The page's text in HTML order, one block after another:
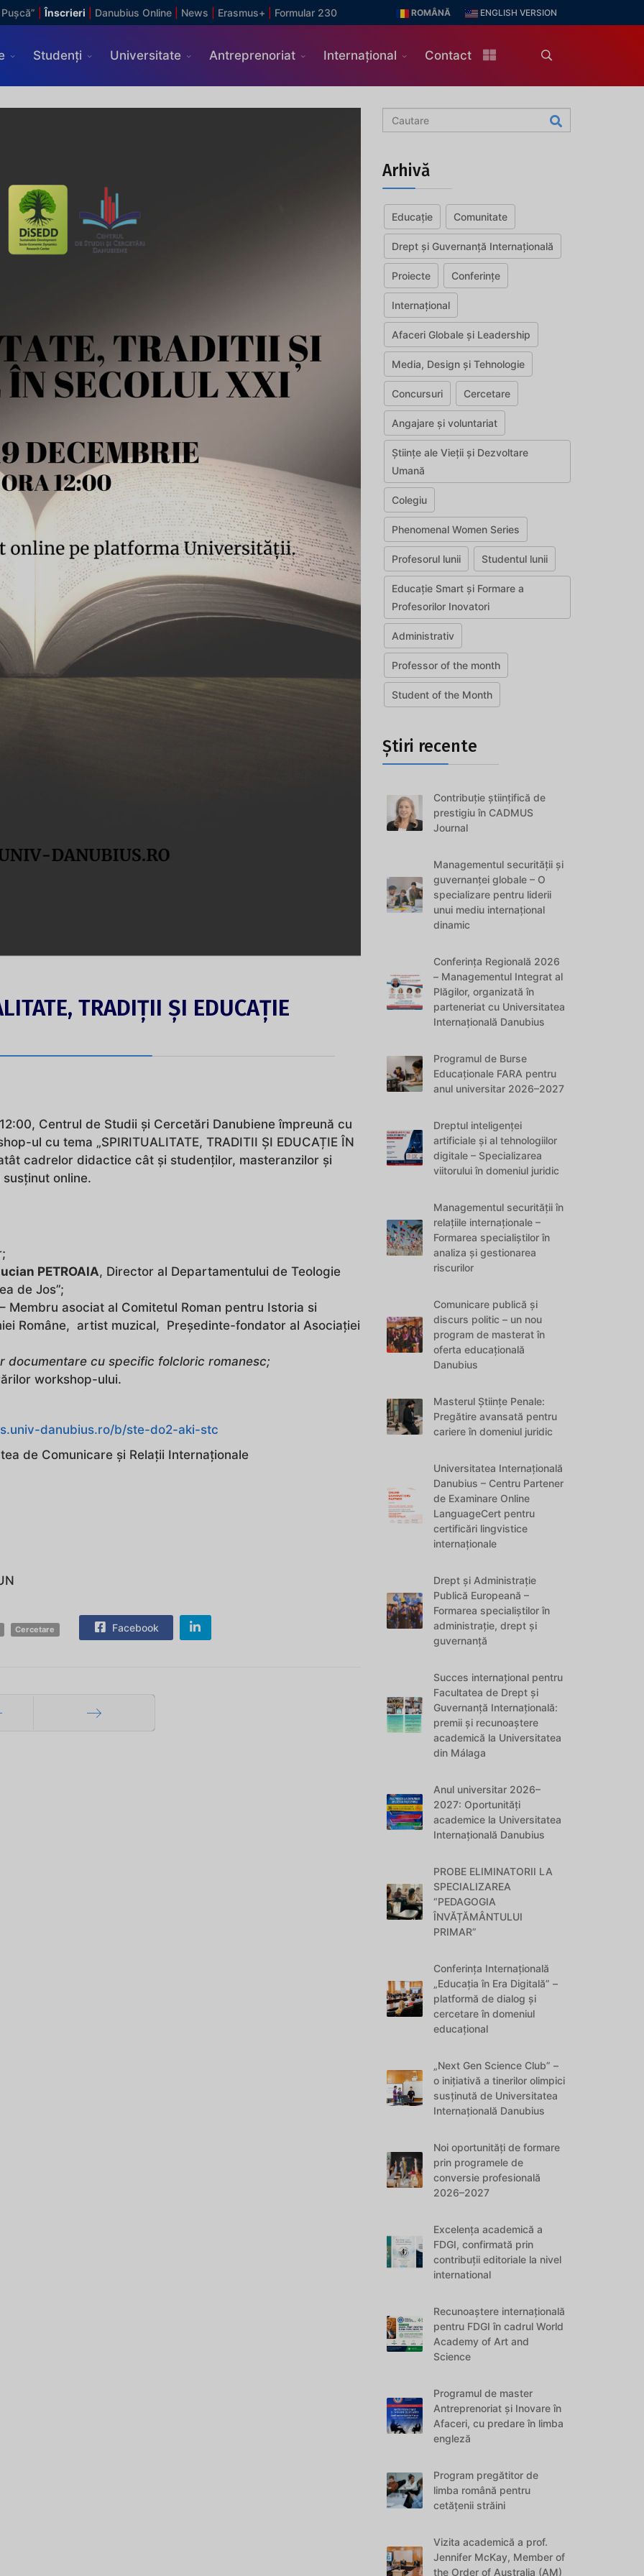
Înscrieri Danubius Online News Erasmus+ Formular 230 ROMÂNĂ ENGLISH VERSION
Studenți Universitate Antreprenoriat Internațional Contact
TRADIȚII ȘI EDUCAȚIE
Centrul de Studii și Cercetări Danubiene împreună cu
ul cu tema „SPIRITUALITATE, TRADITII ȘI EDUCAȚIE ÎN
cadrelor didactice cât și studenților, masteranzilor și
online.
PETROAIA, Director al Departamentului de Teologie
de Jos”;
– Membru asociat al Comitetul Roman pentru Istoria si
Române, artist muzical, Președinte-fondator al Asociației
documentare cu specific folcloric romanesc;
workshop-ului.
danubius.ro/b/ste-do2-aki-stc
de Comunicare și Relații Internaționale
Cercetare Facebook
Arhivă
Educație Comunitate
Drept și Guvernanță Internațională
Proiecte Conferințe
Internațional
Afaceri Globale și Leadership
Media, Design și Tehnologie
Concursuri Cercetare
Angajare și voluntariat
Științe ale Vieții și Dezvoltare
Umană
Colegiu
Phenomenal Women Series
Profesorul lunii Studentul lunii
Educație Smart și Formare a
Profesorilor Inovatori
Administrativ
Professor of the month
Student of the Month
Știri recente
Contribuție științifică de
prestigiu în CADMUS
Journal
Managementul securității și
guvernanței globale – O
specializare pentru liderii
unui mediu internațional
dinamic
Conferința Regională 2026
– Managementul Integrat al
Plăgilor, organizată în
parteneriat cu Universitatea
Internațională Danubius
Programul de Burse
Educaționale FARA pentru
anul universitar 2026–2027
Dreptul inteligenței
artificiale și al tehnologiilor
digitale – Specializarea
viitorului în domeniul juridic
Managementul securității în
relațiile internaționale –
Formarea specialiștilor în
analiza și gestionarea
riscurilor
Comunicare publică și
discurs politic – un nou
program de masterat în
oferta educațională
Danubius
Masterul Științe Penale:
Pregătire avansată pentru
cariere în domeniul juridic
Universitatea Internațională
Danubius – Centru Partener
de Examinare Online
LanguageCert pentru
certificări lingvistice
internaționale
Drept și Administrație
Publică Europeană –
Formarea specialiștilor în
administrație, drept și
guvernanță
Succes internațional pentru
Facultatea de Drept și
Guvernanță Internațională:
premii și recunoaștere
academică la Universitatea
din Málaga
Anul universitar 2026–
2027: Oportunități
academice la Universitatea
Internațională Danubius
PROBE ELIMINATORII LA
SPECIALIZAREA
“PEDAGOGIA
ÎNVĂȚĂMÂNTULUI
PRIMAR”
Conferința Internațională
„Educația în Era Digitală” –
platformă de dialog și
cercetare în domeniul
educațional
„Next Gen Science Club” –
o inițiativă a tinerilor olimpici
susținută de Universitatea
Internațională Danubius
Noi oportunități de formare
prin programele de
conversie profesională
2026–2027
Excelența academică a
FDGI, confirmată prin
contribuții editoriale la nivel
international
Recunoaștere internațională
pentru FDGI în cadrul World
Academy of Art and
Science
Programul de master
Antreprenoriat și Inovare în
Afaceri, cu predare în limba
engleză
Program pregătitor de
limba română pentru
cetățenii străini
Vizita academică a prof.
Jennifer McKay, Member of
the Order of Australia (AM)